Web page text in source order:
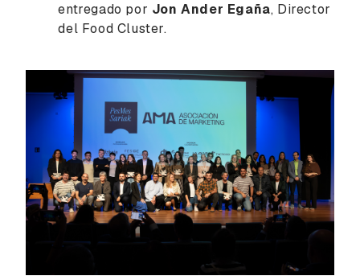
entregado por Jon Ander Egaña, Director
del Food Cluster.